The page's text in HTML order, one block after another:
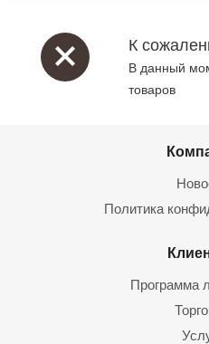
К
В данный
товаров
Политика
Программа